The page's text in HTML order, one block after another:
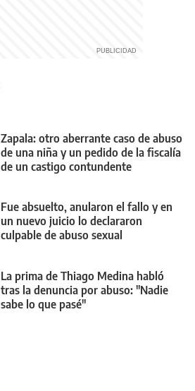
Zapala: otro aberrante caso de abuso
de una niña y un pedido de la fiscalía
de un castigo contundente
Fue absuelto, anularon el fallo y en
un nuevo juicio lo declararon
culpable de abuso sexual
La prima de Thiago Medina habló
tras la denuncia por abuso: "Nadie
sabe lo que pasé"